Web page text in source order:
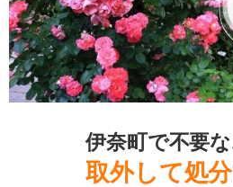
伊奈町で不要
取外して処分